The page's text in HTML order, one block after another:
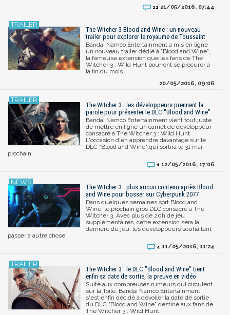
11 21/05/2016, 07:44
The Witcher 3 Blood and Wine : un nouveau
trailer pour explorer le royaume de Toussaint
Bandai Namco Entertainment a mis en ligne
un nouveau trailer dédié à "Blood and Wine",
la fameuse extension que les fans de The
Witcher 3 : Wild Hunt pourront se procurer à
la fin du mois.
20/05/2016, 09:06
The Witcher 3 : les développeurs prennent la
parole pour présenter le DLC "Blood and Wine"
Bandai Namco Entertainment vient tout juste
de mettre en ligne un carnet de développeur
consacré à The Witcher 3 : Wild Hunt.
L'occasion d'en apprendre davantage sur le
DLC "Blood and Wine" qui sortira le 31 mai
prochain.
1 12/05/2016, 17:06
The Witcher 3 : plus aucun contenu après Blood
and Wine pour bosser sur Cyberpunk 2077
Dans quelques semaines sort Blood and
Wine, le prochain gros DLC consacré à The
Witcher 3. Avec plus de 20h de jeu
supplémentaires, cette extension sera la
dernière du jeu, les développeurs souhaitant
passer à autre chose.
4 11/05/2016, 11:24
The Witcher 3 : le DLC "Blood and Wine" tient
enfin sa date de sortie, la preuve en vidéo
Suite aux nombreuses rumeurs qui circulent
sur la Toile, Bandai Namco Entertainment
s'est enfin décidé à dévoiler la date de sortie
du DLC "Blood and Wine" destiné aux fans de
The Witcher 3 : Wild Hunt.